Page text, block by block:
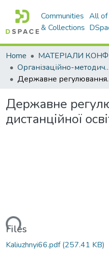
Communities
& Collections
All of
Home
Організаційно-методичне забезпечення підготовки
Державне
Державне
дистанційної
Files
Kaliuzhnyi66.pdf(257.41 KB)